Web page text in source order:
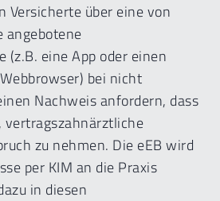
Versicherte über eine von
angebotene
(z.B. eine App oder einen
bei nicht
Nachweis anfordern, dass
vertragszahnärztliche
zu nehmen. Die eEB wird
per KIM an die Praxis
in diesen